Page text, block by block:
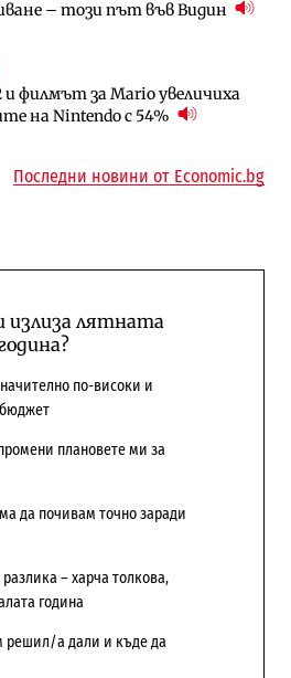
– този път във Видин
и филмът за Mario увеличиха
на Nintendo с 54%
да се откажат
вече зависят от
власт за 75% от
в България поскъпват при
население и все повече
Последни новини от Economic.bg
излиза лятната
по-високи и
плановете ми за
да почивам точно заради
– харча толкова,
година
решил/а дали и къде да